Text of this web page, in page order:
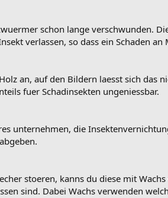
schon lange verschwunden.
verlassen, so dass ein Schaden
an, auf den Bildern laesst sich das
fuer Schadinsekten ungeniessbar.
unternehmen, die
stoeren, kanns du diese mit
sind. Dabei Wachs verwenden